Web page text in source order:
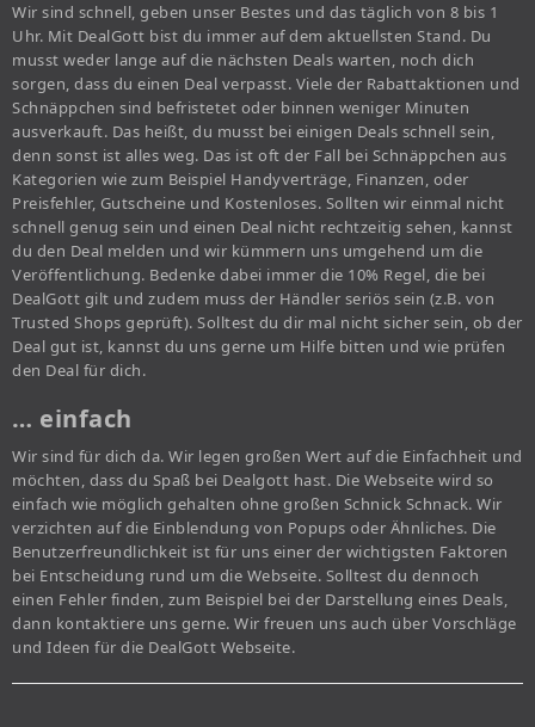
Wir sind schnell, geben unser Bestes und das täglich von 8 bis 1
Uhr. Mit DealGott bist du immer auf dem aktuellsten Stand. Du
musst weder lange auf die nächsten Deals warten, noch dich
sorgen, dass du einen Deal verpasst. Viele der Rabattaktionen und
Schnäppchen sind befristetet oder binnen weniger Minuten
ausverkauft. Das heißt, du musst bei einigen Deals schnell sein,
denn sonst ist alles weg. Das ist oft der Fall bei Schnäppchen aus
Kategorien wie zum Beispiel Handyverträge, Finanzen, oder
Preisfehler, Gutscheine und Kostenloses. Sollten wir einmal nicht
schnell genug sein und einen Deal nicht rechtzeitig sehen, kannst
du den Deal melden und wir kümmern uns umgehend um die
Veröffentlichung. Bedenke dabei immer die 10% Regel, die bei
DealGott gilt und zudem muss der Händler seriös sein (z.B. von
Trusted Shops geprüft). Solltest du dir mal nicht sicher sein, ob der
Deal gut ist, kannst du uns gerne um Hilfe bitten und wie prüfen
den Deal für dich.
… einfach
Wir sind für dich da. Wir legen großen Wert auf die Einfachheit und
möchten, dass du Spaß bei Dealgott hast. Die Webseite wird so
einfach wie möglich gehalten ohne großen Schnick Schnack. Wir
verzichten auf die Einblendung von Popups oder Ähnliches. Die
Benutzerfreundlichkeit ist für uns einer der wichtigsten Faktoren
bei Entscheidung rund um die Webseite. Solltest du dennoch
einen Fehler finden, zum Beispiel bei der Darstellung eines Deals,
dann kontaktiere uns gerne. Wir freuen uns auch über Vorschläge
und Ideen für die DealGott Webseite.